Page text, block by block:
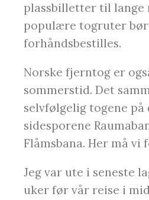
plassbilletter til lange
populære togruter bør
forhåndsbestilles.
Norske fjerntog er
sommerstid. Det
selvfølgelig togene
sidesporene
Flåmsbana. Her må vi
Jeg var ute i seneste
uker før vår reise i